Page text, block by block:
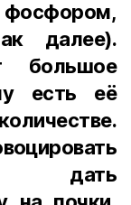
далее).
большое
есть её
дать